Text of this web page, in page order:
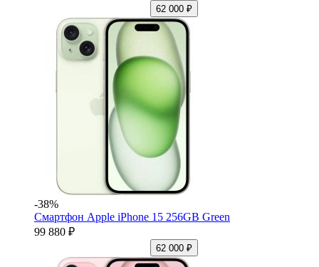
62 000 ₽
-38%
Смартфон Apple iPhone 15 256GB Green
99 880 ₽
62 000 ₽